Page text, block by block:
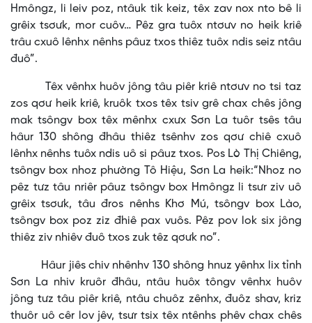
Hmôngz, li leiv poz, ntâuk tik keiz, têx zav nox nto bê li
grêix tsơưk, mor cuôv… Pêz gra tuôx ntơưv no heik kriê
trâu cxuô lênhx nênhs pâuz txos thiêz tuôx ndis seiz ntâu
đuô”.
Têx vênhx huôv jông tâu piêr kriê ntơưv no tsi taz
zos qơư heik kriê, kruôk txos têx tsiv grê chax chês jông
mak tsôngv box têx mênhx cxưx Sơn La tuôr tsês tâu
hâur 130 shông đhâu thiêz tsênhv zos qơư chiê cxuô
lênhx nênhs tuôx ndis uô si pâuz txos. Pos Lò Thị Chiêng,
tsôngv box nhoz phường Tô Hiệu, Sơn La heik:“Nhoz no
pêz tưz tâu nriêr pâuz tsôngv box Hmôngz li tsưr ziv uô
grêix tsơưk, tâu đros nênhs Khơ Mú, tsôngv box Lào,
tsôngv box poz ziz đhiê pax vuôs. Pêz pov lok six jông
thiêz ziv nhiêv đuô txos zuk têz qơưk no”.
Hâur jiês chiv nhênhv 130 shông hnuz yênhx lix tỉnh
Sơn La nhiv kruôr đhâu, ntâu huôx tôngv vênhx huôv
jông tưz tâu piêr kriê, ntâu chuôz zênhx, đuôz shav, kriz
thuôr uô cêr lov jêv, tsưr tsix têx ntênhs phêv chax chês